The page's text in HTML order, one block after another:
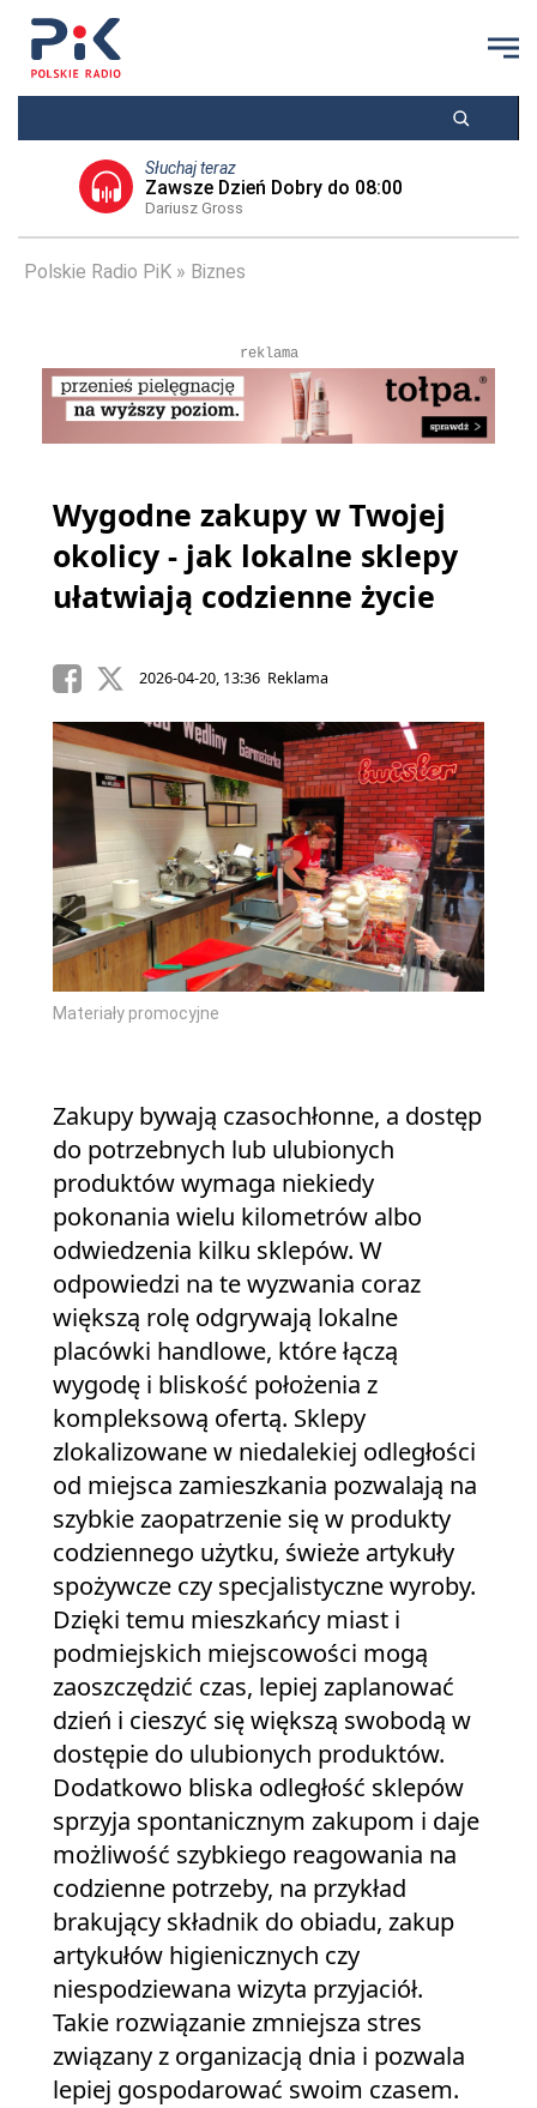
Słuchaj teraz
Zawsze Dzień Dobry do 08:00
Dariusz Gross
Polskie Radio PiK Biznes
reklama
Wygodne zakupy w Twojej
okolicy - jak lokalne sklepy
ułatwiają codzienne życie
2026-04-20, 13:36 Reklama
Materiały promocyjne
Zakupy bywają czasochłonne, a dostęp
do potrzebnych lub ulubionych
produktów wymaga niekiedy
pokonania wielu kilometrów albo
odwiedzenia kilku sklepów. W
odpowiedzi na te wyzwania coraz
większą rolę odgrywają lokalne
placówki handlowe, które łączą
wygodę i bliskość położenia z
kompleksową ofertą. Sklepy
zlokalizowane w niedalekiej odległości
od miejsca zamieszkania pozwalają na
szybkie zaopatrzenie się w produkty
codziennego użytku, świeże artykuły
spożywcze czy specjalistyczne wyroby.
Dzięki temu mieszkańcy miast i
podmiejskich miejscowości mogą
zaoszczędzić czas, lepiej zaplanować
dzień i cieszyć się większą swobodą w
dostępie do ulubionych produktów.
Dodatkowo bliska odległość sklepów
sprzyja spontanicznym zakupom i daje
możliwość szybkiego reagowania na
codzienne potrzeby, na przykład
brakujący składnik do obiadu, zakup
artykułów higienicznych czy
niespodziewana wizyta przyjaciół.
Takie rozwiązanie zmniejsza stres
związany z organizacją dnia i pozwala
lepiej gospodarować swoim czasem.